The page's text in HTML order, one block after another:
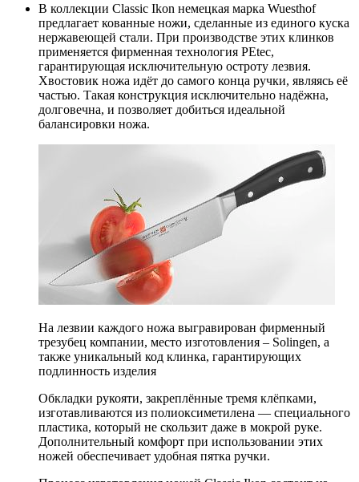
В коллекции Classic Ikon немецкая марка Wuesthof
предлагает кованные ножи, сделанные из единого куска
нержавеющей стали. При производстве этих клинков
применяется фирменная технология PEtec,
гарантирующая исключительную остроту лезвия.
Хвостовик ножа идёт до самого конца ручки, являясь её
частью. Такая конструкция исключительно надёжна,
долговечна, и позволяет добиться идеальной
балансировки ножа.
На лезвии каждого ножа выгравирован фирменный
трезубец компании, место изготовления – Solingen, а
также уникальный код клинка, гарантирующих
подлинность изделия
Обкладки рукояти, закреплённые тремя клёпками,
изготавливаются из полиоксиметилена — специального
пластика, который не скользит даже в мокрой руке.
Дополнительный комфорт при использовании этих
ножей обеспечивает удобная пятка ручки.